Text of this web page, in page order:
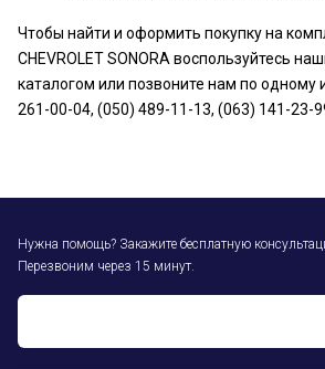
Чтобы найти и оформить покупку на
CHEVROLET SONORA воспользуйтесь
каталогом или позвоните нам по одному
261-00-04, (050) 489-11-13, (063) 141-23-
Нужна помощь? Закажите бесплатную
Перезвоним через 15 минут.